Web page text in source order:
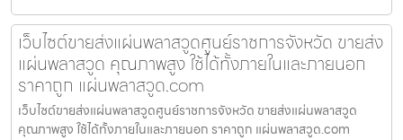
เว็บไซต์ขายส่งแผ่นพลาสวูดศูนย์ราชการจังหวัด ขายส่ง
แผ่นพลาสวูด คุณภาพสูง ใช้ได้ทั้งภายในและภายนอก
ราคาถูก แผ่นพลาสวูด.com
เว็บไซต์ขายส่งแผ่นพลาสวูดศูนย์ราชการจังหวัด ขายส่งแผ่นพลาสวูด
คุณภาพสูง ใช้ได้ทั้งภายในและภายนอก ราคาถูก แผ่นพลาสวูด.com